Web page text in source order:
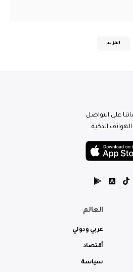
المزيد
على التواصل
الذكية.
العالم
عربي ودولي
أقتصاد
سياسة